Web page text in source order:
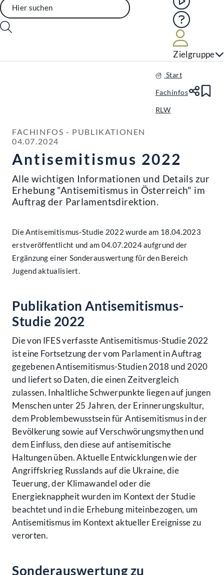
Hilfe
Zielgruppe
Start
Fachinfos
RLW
FACHINFOS - PUBLIKATIONEN
04.07.2024
Antisemitismus 2022
Alle wichtigen Informationen und Details zur
Erhebung "Antisemitismus in Österreich" im
Auftrag der Parlamentsdirektion.
Die Antisemitismus-Studie 2022 wurde am 18.04.2023
erstveröffentlicht und am 04.07.2024 aufgrund der
Ergänzung einer Sonderauswertung für den Bereich
Jugend aktualisiert.
Publikation Antisemitismus-
Studie 2022
Die von IFES verfasste Antisemitismus-Studie 2022
ist eine Fortsetzung der vom Parlament in Auftrag
gegebenen Antisemitismus-Studien 2018 und 2020
und liefert so Daten, die einen Zeitvergleich
zulassen. Inhaltliche Schwerpunkte liegen auf jungen
Menschen unter 25 Jahren, der Erinnerungskultur,
dem Problembewusstsein für Antisemitismus in der
Bevölkerung sowie auf Verschwörungsmythen und
dem Einfluss, den diese auf antisemitische
Haltungen üben. Aktuelle Entwicklungen wie der
Angriffskrieg Russlands auf die Ukraine, die
Teuerung, der Klimawandel oder die
Energieknappheit wurden im Kontext der Studie
beachtet und in die Erhebung miteinbezogen, um
Antisemitismus im Kontext aktueller Ereignisse zu
verorten.
Sonderauswertung zu